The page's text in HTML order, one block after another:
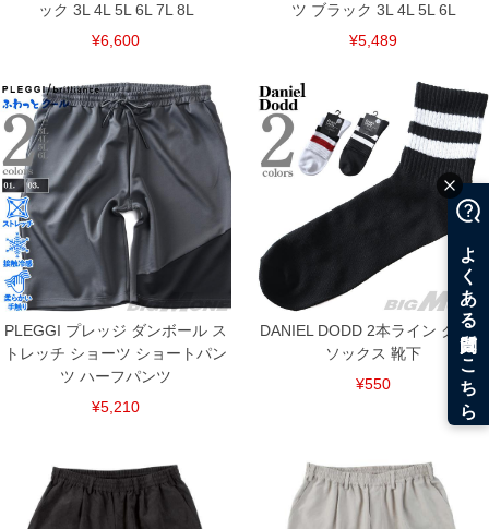
ック 3L 4L 5L 6L 7L 8L
¥6,600
ツ ブラック 3L 4L 5L 6L
¥5,489
PLEGGI プレッジ ダンボール ス
トレッチ ショーツ ショートパン
ツ ハーフパンツ
¥5,210
DANIEL DODD 2本ライン クルー
ソックス 靴下
¥550